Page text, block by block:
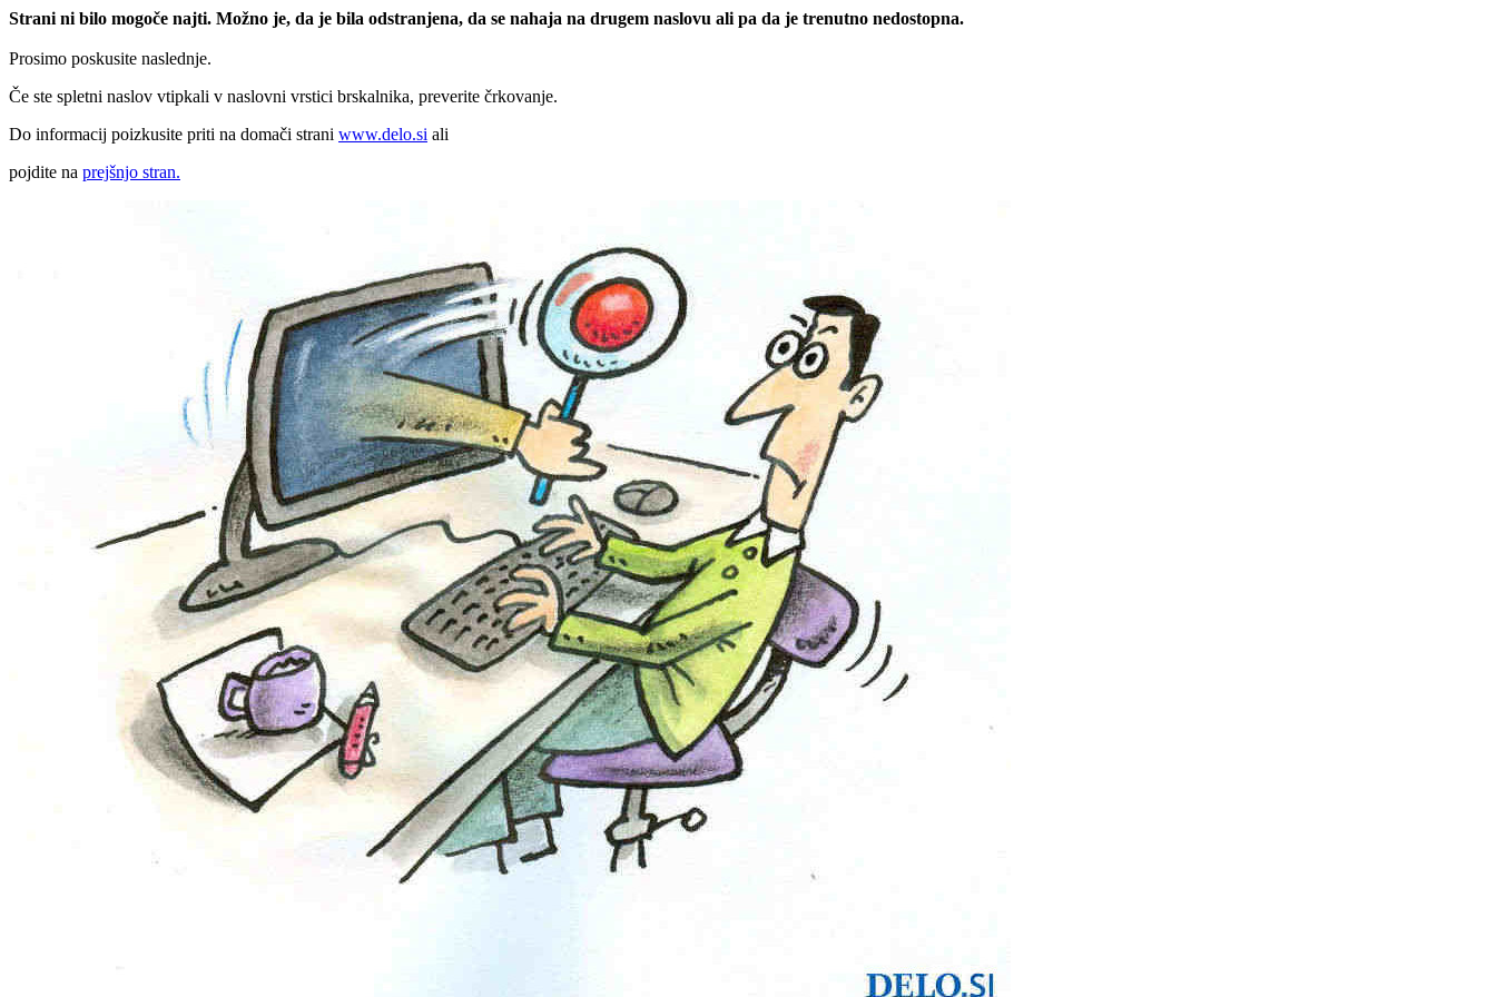
Strani ni bilo mogoče najti. Možno je, da je bila odstranjena, da se nahaja na drugem naslovu ali pa da je trenutno nedostopna.
Prosimo poskusite naslednje.
Če ste spletni naslov vtipkali v naslovni vrstici brskalnika, preverite črkovanje.
Do informacij poizkusite priti na domači strani www.delo.si ali
pojdite na prejšnjo stran.